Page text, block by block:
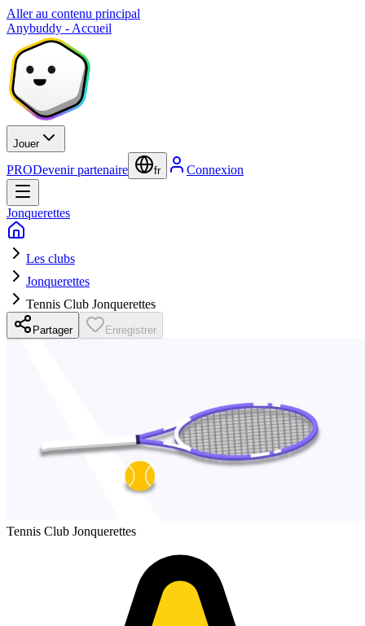
Aller au contenu principal
Anybuddy - Accueil
Jouer
PRODevenir partenaire fr Connexion
Jonquerettes
Les clubs
Jonquerettes
Tennis Club Jonquerettes
Partager Enregistrer
Tennis Club Jonquerettes